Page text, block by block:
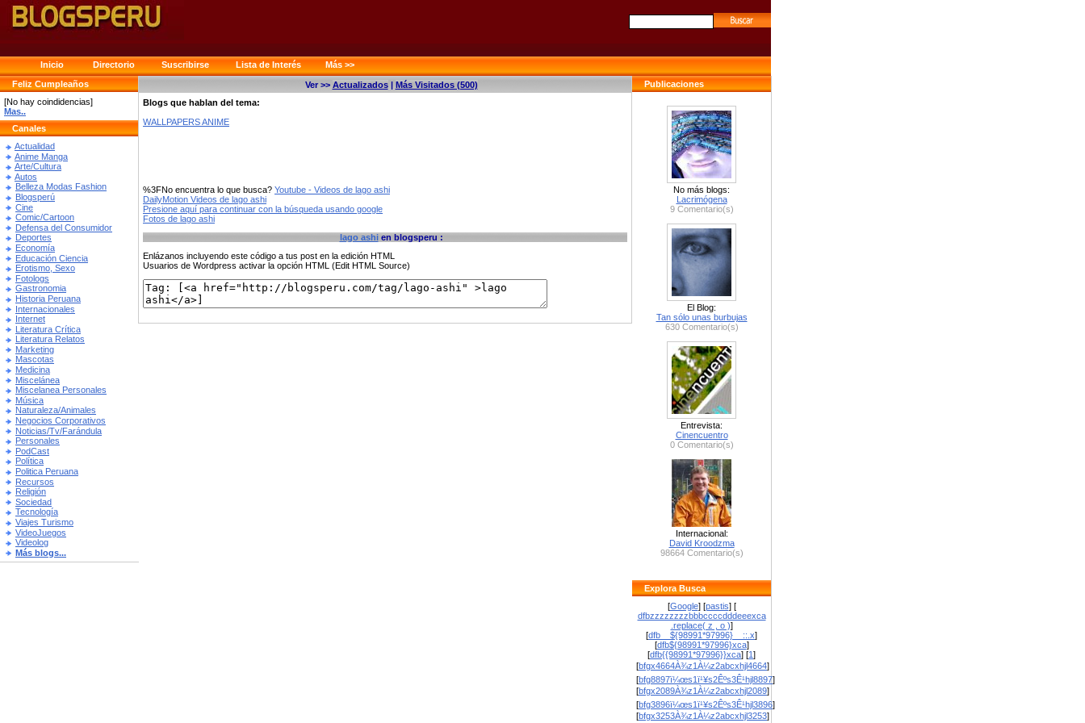
Inicio Directorio Suscribirse Lista de Interés
Más >>
Feliz Cumpleaños
[No hay coindidencias]
Mas..
Canales
Actualidad
Anime Manga
Arte/Cultura
Autos
Belleza Modas Fashion
Blogsperú
Cine
Comic/Cartoon
Defensa del Consumidor
Deportes
Economía
Educación Ciencia
Erotismo, Sexo
Fotologs
Gastronomia
Historia Peruana
Internacionales
Internet
Literatura Crítica
Literatura Relatos
Marketing
Mascotas
Medicina
Miscelánea
Miscelanea Personales
Música
Naturaleza/Animales
Negocios Corporativos
Noticias/Tv/Farándula
Personales
PodCast
Política
Politica Peruana
Recursos
Religión
Sociedad
Tecnología
Viajes Turismo
VideoJuegos
Videolog
Más blogs...
Publicaciones
No más blogs:
Lacrimógena
9 Comentario(s)
El Blog:
Tan sólo unas burbujas
630 Comentario(s)
Entrevista:
Cinencuentro
0 Comentario(s)
Internacional:
David Kroodzma
98664 Comentario(s)
Explora Busca
[Google] [pastis] [
dfbzzzzzzzzbbbccccdddeeexca
.replace( z , o )]
[dfb__${98991*97996}__::.x]
[dfb${98991*97996}xca]
[dfb{{98991*97996}}xca] [1]
[bfgx4664À¾z1À¼z2abcxhjl4664]
[bfg8897ï¼œs1ï¹¥s2Êºs3Ê¹hjl8897]
[bfgx2089À¾z1À¼z2abcxhjl2089]
[bfg3896ï¼œs1ï¹¥s2Êºs3Ê¹hjl3896]
[bfgx3253À¾z1À¼z2abcxhjl3253]
Ver >> Actualizados| Más Visitados (500)
Blogs que hablan del tema:
WALLPAPERS ANIME
%3FNo encuentra lo que busca? Youtube - Videos de lago ashi
DailyMotion Videos de lago ashi
Presione aquí para continuar con la búsqueda usando google
Fotos de lago ashi
lago ashien blogsperu :
Enlázanos incluyendo este código a tus post en la edición HTML
Usuarios de Wordpress activar la opción HTML (Edit HTML Source)